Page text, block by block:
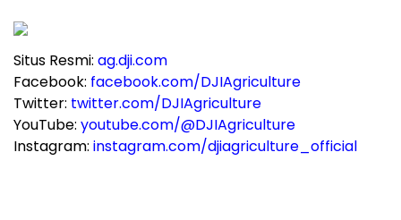
Situs Resmi: ag.dji.com
Facebook: facebook.com/DJIAgriculture
Twitter: twitter.com/DJIAgriculture
YouTube: youtube.com/@DJIAgriculture
Instagram: instagram.com/djiagriculture_official